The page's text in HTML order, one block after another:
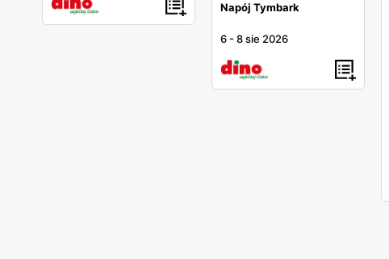
Napój Tymbark
6 -8 sie 2026